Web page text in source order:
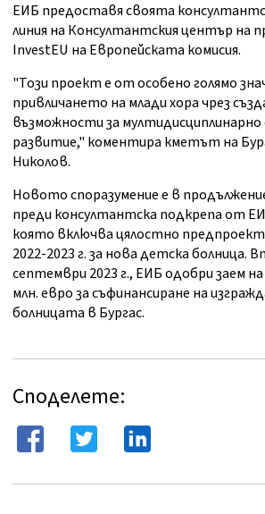
ЕИБ предоставя своята
линия на Консултантския център на
InvestEU на Европейската комисия.
"Този проект е от особено голямо
привличането на млади хора чрез
възможности за мултидисциплинарно
развитие," коментира кметът на
Николов.
Новото споразумение е в
преди консултантска подкрепа от
която включва цялостно
2022-2023 г. за нова детска болница.
септември 2023 г., ЕИБ одобри заем
млн. евро за съфинансиране на
болницата в Бургас.
Споделете: